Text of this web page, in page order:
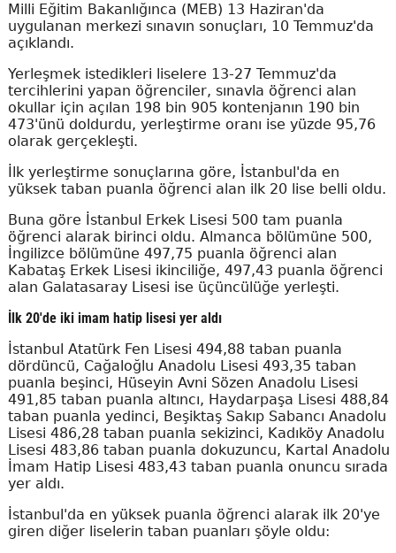
Milli Eğitim Bakanlığınca (MEB) 13 Haziran'da
uygulanan merkezi sınavın sonuçları, 10 Temmuz'da
açıklandı.
Yerleşmek istedikleri liselere 13-27 Temmuz'da
tercihlerini yapan öğrenciler, sınavla öğrenci alan
okullar için açılan 198 bin 905 kontenjanın 190 bin
473'ünü doldurdu, yerleştirme oranı ise yüzde 95,76
olarak gerçekleşti.
İlk yerleştirme sonuçlarına göre, İstanbul'da en
yüksek taban puanla öğrenci alan ilk 20 lise belli oldu.
Buna göre İstanbul Erkek Lisesi 500 tam puanla
öğrenci alarak birinci oldu. Almanca bölümüne 500,
İngilizce bölümüne 497,75 puanla öğrenci alan
Kabataş Erkek Lisesi ikinciliğe, 497,43 puanla öğrenci
alan Galatasaray Lisesi ise üçüncülüğe yerleşti.
İlk 20'de iki imam hatip lisesi yer aldı
İstanbul Atatürk Fen Lisesi 494,88 taban puanla
dördüncü, Cağaloğlu Anadolu Lisesi 493,35 taban
puanla beşinci, Hüseyin Avni Sözen Anadolu Lisesi
491,85 taban puanla altıncı, Haydarpaşa Lisesi 488,84
taban puanla yedinci, Beşiktaş Sakıp Sabancı Anadolu
Lisesi 486,28 taban puanla sekizinci, Kadıköy Anadolu
Lisesi 483,86 taban puanla dokuzuncu, Kartal Anadolu
İmam Hatip Lisesi 483,43 taban puanla onuncu sırada
yer aldı.
İstanbul'da en yüksek puanla öğrenci alarak ilk 20'ye
giren diğer liselerin taban puanları şöyle oldu: